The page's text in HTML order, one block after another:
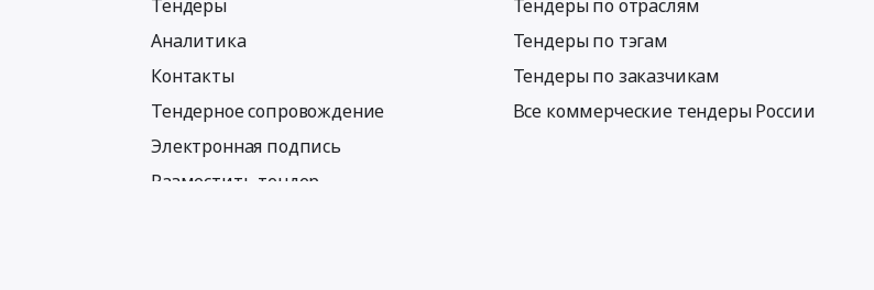
Тендеры
Аналитика
Контакты
Тендерное сопровождение
Электронная подпись
Разместить тендер
Тендеры по отраслям
Тендеры по тэгам
Тендеры по заказчикам
Все коммерческие тендеры России